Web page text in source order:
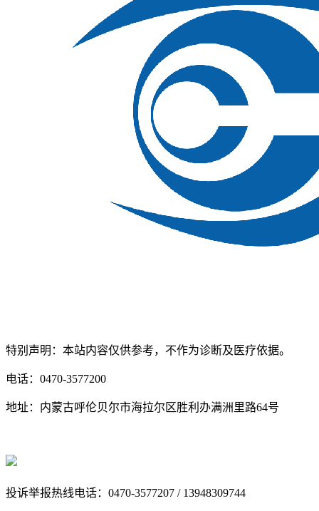
特别声明：本站内容仅供参考，不作为诊断及医疗依据。
电话：0470-3577200
地址：内蒙古呼伦贝尔市海拉尔区胜利办满洲里路64号
投诉举报热线电话：0470-3577207 / 13948309744